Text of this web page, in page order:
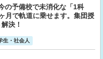
の予備校で未消化な「1科
月で軌道に乗せます。集団授
決！
生・社会人